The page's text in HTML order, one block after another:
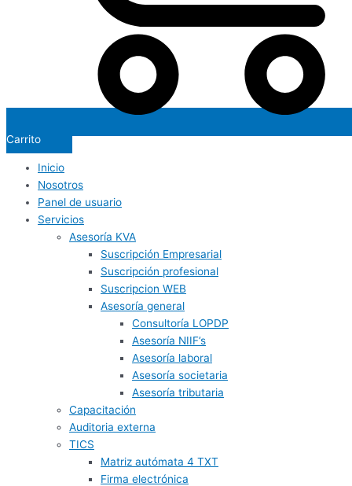
Carrito
Inicio
Nosotros
Panel de usuario
Servicios
Asesoría KVA
Suscripción Empresarial
Suscripción profesional
Suscripcion WEB
Asesoría general
Consultoría LOPDP
Asesoría NIIF’s
Asesoría laboral
Asesoría societaria
Asesoría tributaria
Capacitación
Auditoria externa
TICS
Matriz autómata 4 TXT
Firma electrónica